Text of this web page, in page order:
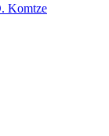
Komtze